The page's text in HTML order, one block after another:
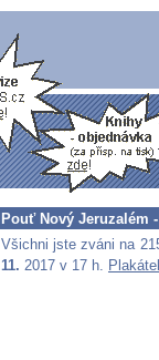
Pouť Nový Jeruzalém
Všichni jste zváni na
11. 2017 v 17 h.